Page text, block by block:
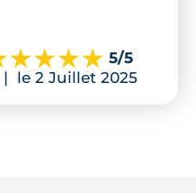
5/5
| le 2 Juillet 2025